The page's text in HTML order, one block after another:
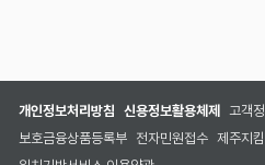
개인정보처리방침 신용정보활용체제 고객
보호금융상품등록부 전자민원접수 제주지킴